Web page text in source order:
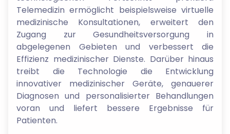
Telemedizin ermöglicht beispielsweise virtuelle
medizinische Konsultationen, erweitert den
Zugang zur Gesundheitsversorgung in
abgelegenen Gebieten und verbessert die
Effizienz medizinischer Dienste. Darüber hinaus
treibt die Technologie die Entwicklung
innovativer medizinischer Geräte, genauerer
Diagnosen und personalisierter Behandlungen
voran und liefert bessere Ergebnisse für
Patienten.